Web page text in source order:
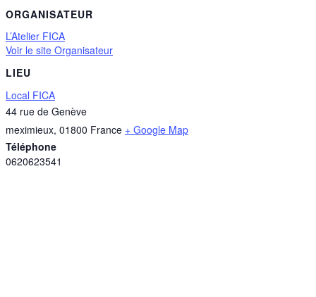
ORGANISATEUR
L’Atelier FICA
Voir le site Organisateur
LIEU
Local FICA
44 rue de Genève
meximieux, 01800 France + Google Map
Téléphone
0620623541